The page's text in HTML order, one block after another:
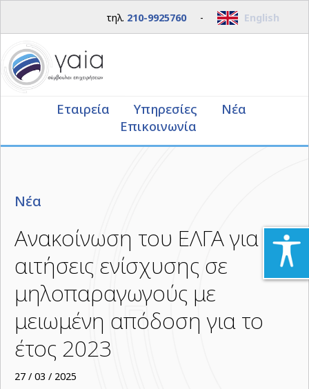
τηλ. 210-9925760- English
Εταιρεία Υπηρεσίες
Νέα
Επικοινωνία
Νέα
Ανακοίνωση του ΕΛΓΑ για
αιτήσεις ενίσχυσης σε
μηλοπαραγωγούς με
μειωμένη απόδοση για το
έτος 2023
27 / 03 / 2025